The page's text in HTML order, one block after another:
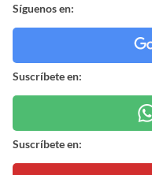
Síguenos en:
Suscríbete en:
Suscríbete en: